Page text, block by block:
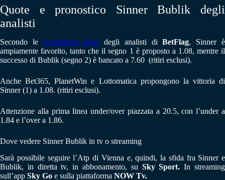
Quote e pronostico Sinner Bublik degli
analisti
Secondo le scommesse sport degli analisti di BetFlag, Sinner è
ampiamente favorito, tanto che il segno 1 è proposto a 1.08, mentre il
successo di Bublik (segno 2) è bancato a 7.60 (ritiri esclusi).
Anche Bet365, PlanetWin e Lottomatica propongono la vittoria di
Sinner (1) a 1.08. (ritiri esclusi).
Attenzione alla prima linea under/over piazzata a 20.5, con l’under a
1.84 e l’over a 1.86.
Dove vedere Sinner Bublik in tv o streaming
Sarà possibile seguire l’Atp di Vienna e, quindi, la sfida fra Sinner e
Bublik, in diretta tv, in abbonamento, su Sky Sport. In streaming
sull’app Sky Go e sulla piattaforma NOW Tv.